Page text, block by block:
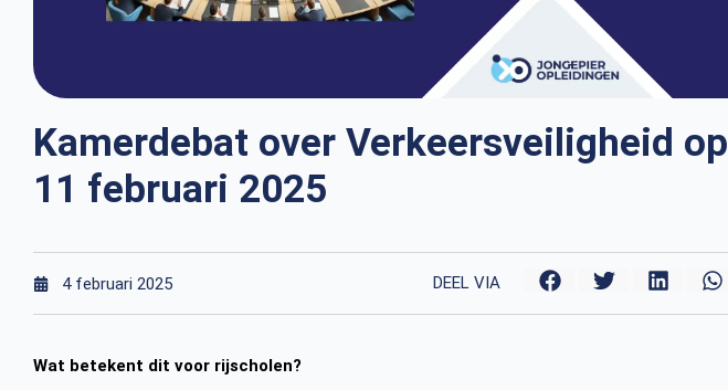
Kamerdebat over Verkeersveiligheid op
11 februari 2025
4 februari 2025 DEEL VIA
Wat betekent dit voor rijscholen?